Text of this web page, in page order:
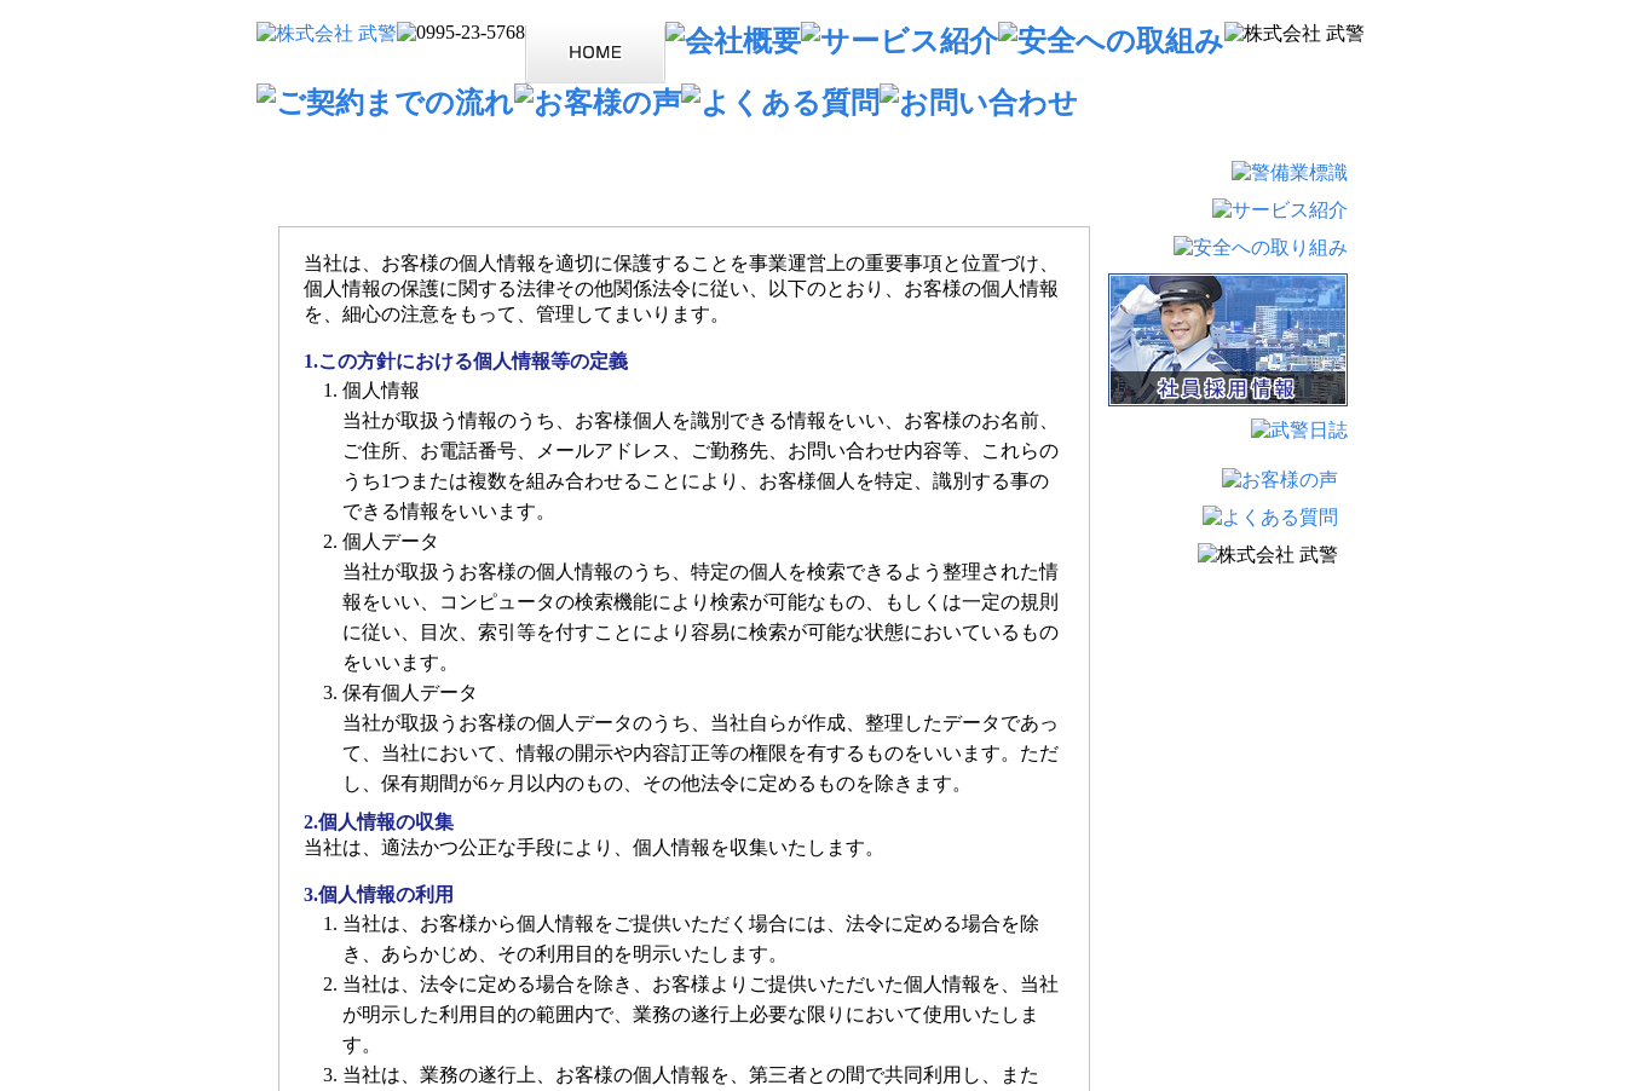
当社は、お客様の個人情報を適切に保護することを事業運営上の重要事項と位置づけ、
個人情報の保護に関する法律その他関係法令に従い、以下のとおり、お客様の個人情報
を、細心の注意をもって、管理してまいります。
1.この方針における個人情報等の定義
個人情報
当社が取扱う情報のうち、お客様個人を識別できる情報をいい、お客様のお名前、
ご住所、お電話番号、メールアドレス、ご勤務先、お問い合わせ内容等、これらの
うち1つまたは複数を組み合わせることにより、お客様個人を特定、識別する事の
できる情報をいいます。
個人データ
当社が取扱うお客様の個人情報のうち、特定の個人を検索できるよう整理された情
報をいい、コンピュータの検索機能により検索が可能なもの、もしくは一定の規則
に従い、目次、索引等を付すことにより容易に検索が可能な状態においているもの
をいいます。
保有個人データ
当社が取扱うお客様の個人データのうち、当社自らが作成、整理したデータであっ
て、当社において、情報の開示や内容訂正等の権限を有するものをいいます。ただ
し、保有期間が6ヶ月以内のもの、その他法令に定めるものを除きます。
2.個人情報の収集
当社は、適法かつ公正な手段により、個人情報を収集いたします。
3.個人情報の利用
当社は、お客様から個人情報をご提供いただく場合には、法令に定める場合を除
き、あらかじめ、その利用目的を明示いたします。
当社は、法令に定める場合を除き、お客様よりご提供いただいた個人情報を、当社
が明示した利用目的の範囲内で、業務の遂行上必要な限りにおいて使用いたしま
す。
当社は、業務の遂行上、お客様の個人情報を、第三者との間で共同利用し、また